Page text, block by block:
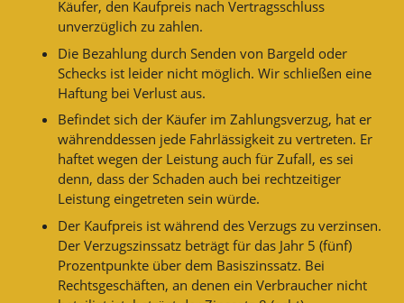
Käufer, den Kaufpreis nach Vertragsschluss
unverzüglich zu zahlen.
Die Bezahlung durch Senden von Bargeld oder
Schecks ist leider nicht möglich. Wir schließen eine
Haftung bei Verlust aus.
Befindet sich der Käufer im Zahlungsverzug, hat er
währenddessen jede Fahrlässigkeit zu vertreten. Er
haftet wegen der Leistung auch für Zufall, es sei
denn, dass der Schaden auch bei rechtzeitiger
Leistung eingetreten sein würde.
Der Kaufpreis ist während des Verzugs zu verzinsen.
Der Verzugszinssatz beträgt für das Jahr 5 (fünf)
Prozentpunkte über dem Basiszinssatz. Bei
Rechtsgeschäften, an denen ein Verbraucher nicht